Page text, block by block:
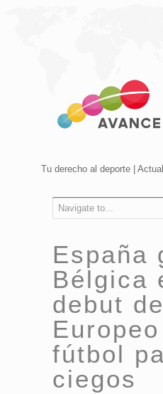
Tu derecho al deporte |
Navigate to...
España
Bélgica
debut
fútbol
ciegos